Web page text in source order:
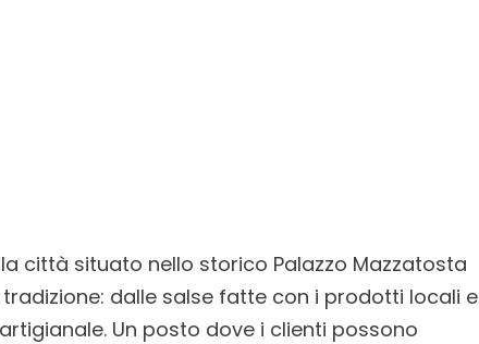
città situato nello storico Palazzo Mazzatosta
dalle salse fatte con i prodotti locali e
Un posto dove i clienti possono